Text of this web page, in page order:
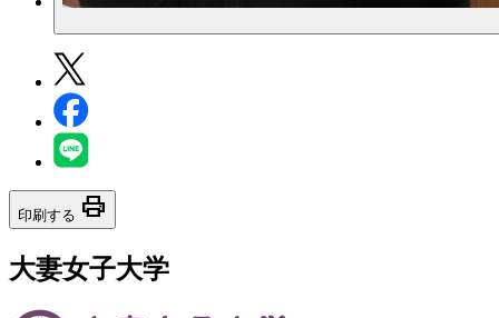
印刷する print
大妻女子大学